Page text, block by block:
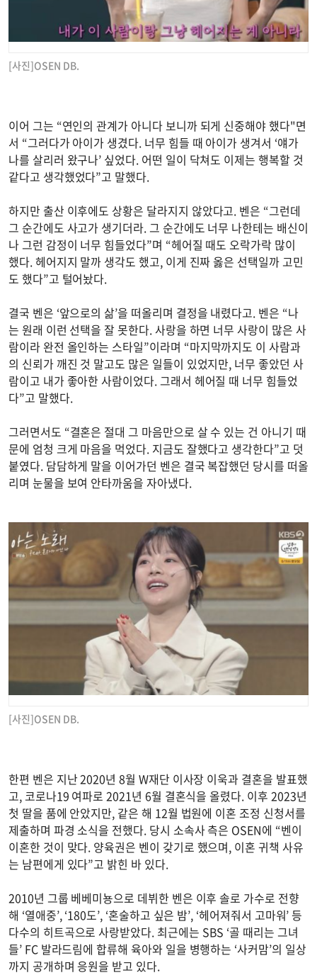
[사진]OSEN DB.
이어 그는 “연인의 관계가 아니다 보니까 되게 신중해야 했다"면
서 “그러다가 아이가 생겼다. 너무 힘들 때 아이가 생겨서 ‘얘가
나를 살리러 왔구나’ 싶었다. 어떤 일이 닥쳐도 이제는 행복할 것
같다고 생각했었다”고 말했다.
하지만 출산 이후에도 상황은 달라지지 않았다고. 벤은 “그런데
그 순간에도 사고가 생기더라. 그 순간에도 너무 나한테는 배신이
나 그런 감정이 너무 힘들었다”며 “헤어질 때도 오락가락 많이
했다. 헤어지지 말까 생각도 했고, 이게 진짜 옳은 선택일까 고민
도 했다”고 털어놨다.
결국 벤은 ‘앞으로의 삶’을 떠올리며 결정을 내렸다고. 벤은 “나
는 원래 이런 선택을 잘 못한다. 사랑을 하면 너무 사랑이 많은 사
람이라 완전 올인하는 스타일”이라며 “마지막까지도 이 사람과
의 신뢰가 깨진 것 말고도 많은 일들이 있었지만, 너무 좋았던 사
람이고 내가 좋아한 사람이었다. 그래서 헤어질 때 너무 힘들었
다”고 말했다.
그러면서도 “결혼은 절대 그 마음만으로 살 수 있는 건 아니기 때
문에 엄청 크게 마음을 먹었다. 지금도 잘했다고 생각한다”고 덧
붙였다. 담담하게 말을 이어가던 벤은 결국 복잡했던 당시를 떠올
리며 눈물을 보여 안타까움을 자아냈다.
[사진]OSEN DB.
한편 벤은 지난 2020년 8월 W재단 이사장 이욱과 결혼을 발표했
고, 코로나19 여파로 2021년 6월 결혼식을 올렸다. 이후 2023년
첫 딸을 품에 안았지만, 같은 해 12월 법원에 이혼 조정 신청서를
제출하며 파경 소식을 전했다. 당시 소속사 측은 OSEN에 “벤이
이혼한 것이 맞다. 양육권은 벤이 갖기로 했으며, 이혼 귀책 사유
는 남편에게 있다”고 밝힌 바 있다.
2010년 그룹 베베미뇽으로 데뷔한 벤은 이후 솔로 가수로 전향
해 ‘열애중’, ‘180도’, ‘혼술하고 싶은 밤’, ‘헤어져줘서 고마워’ 등
다수의 히트곡으로 사랑받았다. 최근에는 SBS ‘골 때리는 그녀
들’ FC 발라드림에 합류해 육아와 일을 병행하는 ‘사커맘’의 일상
까지 공개하며 응원을 받고 있다.